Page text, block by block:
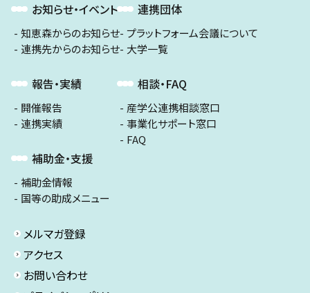
お知らせ・イベント
知恵森からのお知らせ
連携先からのお知らせ
報告・実績
開催報告
連携実績
補助金・支援
補助金情報
国等の助成メニュー
連携団体
プラットフォーム会議について
大学一覧
相談・FAQ
産学公連携相談窓口
事業化サポート窓口
FAQ
メルマガ登録
アクセス
お問い合わせ